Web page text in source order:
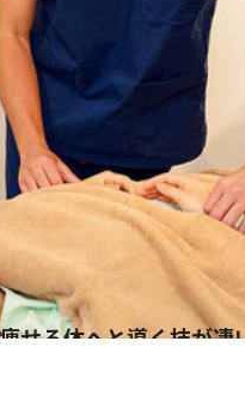
せる体へと導く技が凄